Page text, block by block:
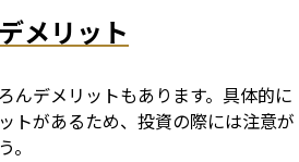
メリット
んデメリットもあります。具体的に
トがあるため、投資の際には注意が